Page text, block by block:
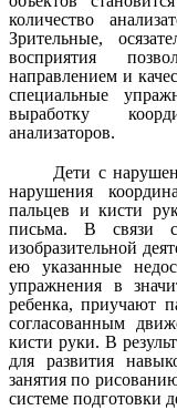
количество
Зрительные,
восприятия
направлением и
специальные
выработку
анализаторов.
Дети с
нарушения
пальцев и кисти
письма. В связи с
изобразительной
ею указанные
упражнения в
ребенка, приучают
согласованным
кисти руки. В
для развития
занятия по
системе подготовки